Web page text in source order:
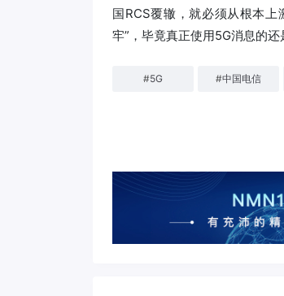
国RCS覆辙，就必须从根本
牢”，毕竟真正使用5G消息的还
#5G #中国电信